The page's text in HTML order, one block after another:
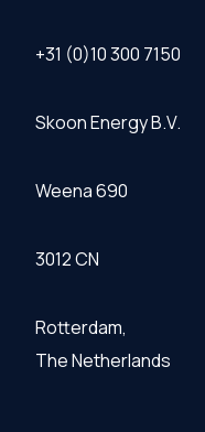
+31 (0)10 300 7150
Skoon Energy B.V.
Weena 690
3012 CN
Rotterdam,
The Netherlands